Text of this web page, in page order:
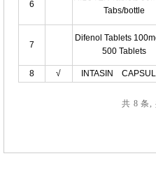
6
Tabs/bottle
7
Difenol Tablets
500 Tablets
8 √ INTASIN
共 8 条,